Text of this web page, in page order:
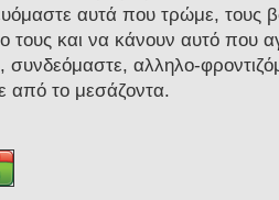
αυτά που τρώμε, τους
τους και να κάνουν αυτό που
αλληλο-
από το μεσάζοντα.